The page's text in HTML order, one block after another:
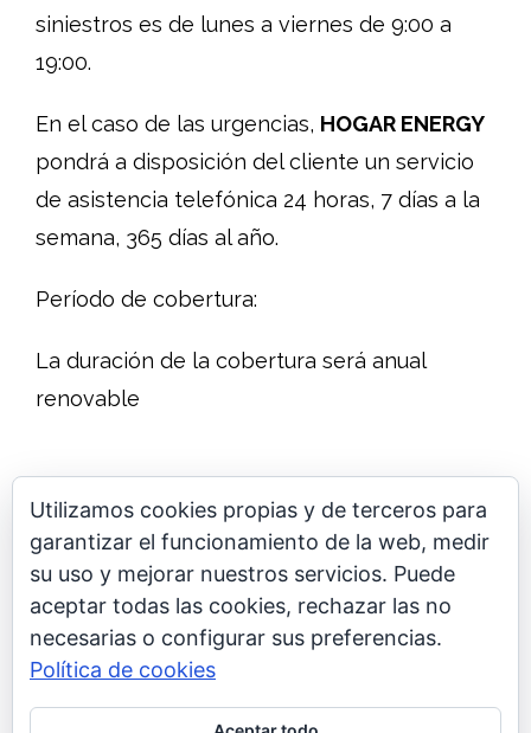
siniestros es de lunes a viernes de 9:00 a
19:00.
En el caso de las urgencias, HOGAR ENERGY
pondrá a disposición del cliente un servicio
de asistencia telefónica 24 horas, 7 días a la
semana, 365 días al año.
Período de cobertura:
La duración de la cobertura será anual
renovable
Pide un presupuesto
Utilizamos cookies propias y de terceros para
garantizar el funcionamiento de la web, medir
su uso y mejorar nuestros servicios. Puede
aceptar todas las cookies, rechazar las no
necesarias o configurar sus preferencias.
Política de cookies